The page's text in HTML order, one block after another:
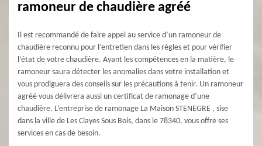
ramoneur de chaudière agréé
Il est recommandé de faire appel au service d’un ramoneur de
chaudière reconnu pour l’entretien dans les règles et pour vérifier
l’état de votre chaudière. Ayant les compétences en la matière, le
ramoneur saura détecter les anomalies dans votre installation et
vous prodiguera des conseils sur les précautions à tenir. Un ramoneur
agréé vous délivrera aussi un certificat de ramonage d’une
chaudière. L’entreprise de ramonage La Maison STENEGRE , sise
dans la ville de Les Clayes Sous Bois, dans le 78340, vous offre ses
services en cas de besoin.